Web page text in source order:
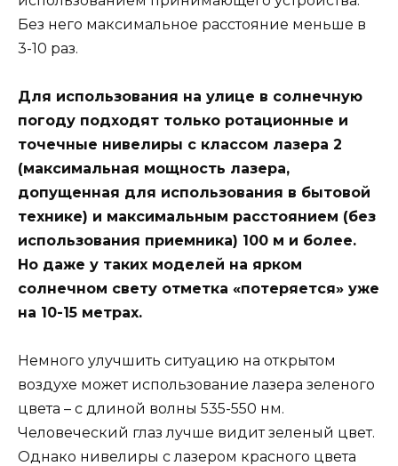
Без него максимальное расстояние меньше в
3-10 раз.
Для использования на улице в солнечную
погоду подходят только ротационные и
точечные нивелиры с классом лазера 2
(максимальная мощность лазера,
допущенная для использования в бытовой
технике) и максимальным расстоянием (без
использования приемника) 100 м и более.
Но даже у таких моделей на ярком
солнечном свету отметка «потеряется» уже
на 10-15 метрах.
Немного улучшить ситуацию на открытом
воздухе может использование лазера зеленого
цвета – с длиной волны 535-550 нм.
Человеческий глаз лучше видит зеленый цвет.
Однако нивелиры с лазером красного цвета